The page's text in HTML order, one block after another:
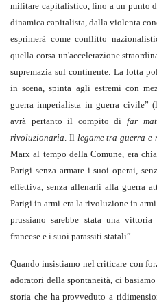
militare capitalistico, fino a un punto
dinamica capitalista, dalla violenta
esprimerà come conflitto
quella corsa un'accelerazione
supremazia sul continente. La lotta
in scena, spinta agli estremi con
guerra imperialista in guerra civile”
avrà pertanto il compito di far
rivoluzionaria. Il legame tra guerra e
Marx al tempo della Comune, era
Parigi senza armare i suoi operai,
effettiva, senza allenarli alla guerra
Parigi in armi era la rivoluzione in
prussiano sarebbe stata una
francese e i suoi parassiti statali”.
Quando insistiamo nel criticare con
adoratori della spontaneità, ci
storia che ha provveduto a